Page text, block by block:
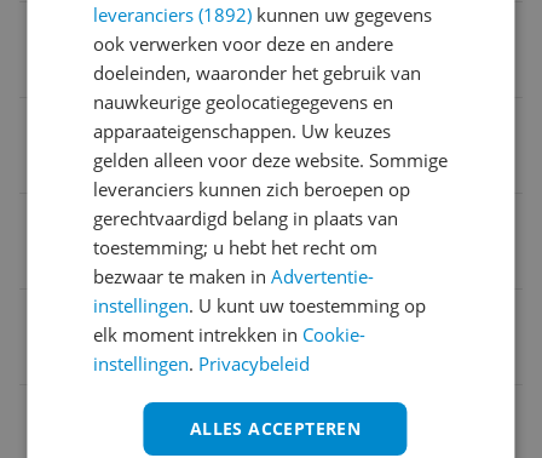
Product breedte
48,5 cm
Wattage per lichtpunt
Accuduur
Levensduur lichtbronnen
20.000 uur
Product hoogte
leveranciers (1892) kunnen uw gegevens
ook verwerken voor deze en andere
doeleinden, waaronder het gebruik van
nauwkeurige geolocatiegegevens en
apparaateigenschappen. Uw keuzes
gelden alleen voor deze website. Sommige
leveranciers kunnen zich beroepen op
gerechtvaardigd belang in plaats van
toestemming; u hebt het recht om
bezwaar te maken inAdvertentie-
instellingen. U kunt uw toestemming op
elk moment intrekken in Cookie-
instellingen. Privacybeleid
ALLES ACCEPTEREN